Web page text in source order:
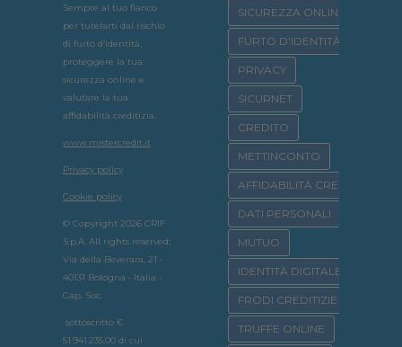
Sempre al tuo fianco
per tutelarti dal rischio
di furto d’identità,
proteggere la tua
sicurezza online e
valutare la tua
affidabilità creditizia.
www.mistercredit.it
Privacy policy
Cookie policy
© Copyright 2026 CRIF
S.p.A. All rights reserved:
Via della Beverara, 21 •
40131 Bologna • Italia -
Cap. Soc.
sottoscritto €
51.941.235,00 di cui
SICUREZZA ONLINE
FURTO D'IDENTITÀ
PRIVACY
SICURNET
CREDITO
METTINCONTO
AFFIDABILITÀ CREDITIZIA
DATI PERSONALI
MUTUO
IDENTITÀ DIGITALE
FRODI CREDITIZIE
TRUFFE ONLINE